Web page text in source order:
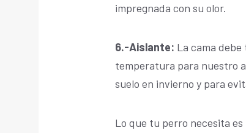
impregnada con su olor.
6.-Aislante: La cama
temperatura para nuestro
suelo en invierno y para
Lo que tu perro necesita